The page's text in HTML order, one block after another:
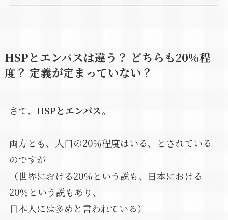
HSPとエンパスは違う？ どちらも20％程
度？ 定義が定まっていない？
さて、 HSPとエンパス。
両方とも、人口の20％程度はいる、とされている
のですが
（世界における20％という説も、日本における
20％という説もあり、
日本人には多めと言われている）